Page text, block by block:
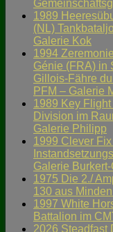
1989
(NL)
Galerie Kok
1994
Génie (FRA) in
Gillois-Fähre
PFM – Galerie
1989 Key
Division im
Galerie Philipp
1999 Clever
Galerie Burkert-
1975 Die 2./
130 aus
1997 White
Battalion im
2026 Steadfast